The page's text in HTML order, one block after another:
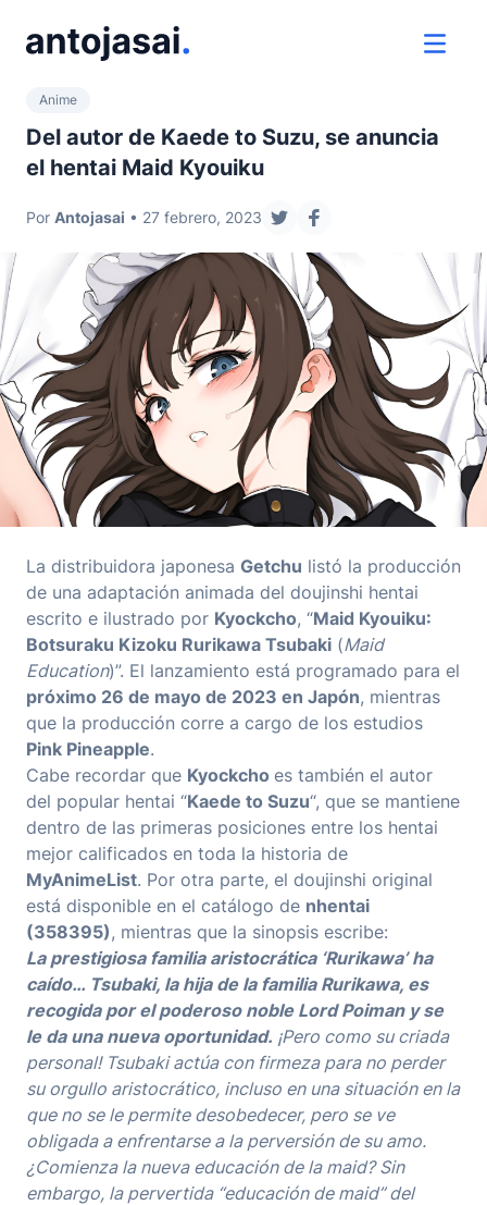
ver
Anime
Del autor de Kaede to Suzu, se anuncia
el hentai Maid Kyouiku
Por Antojasai • 27 febrero, 2023
compartir en twitter
compartir en
La distribuidora japonesa Getchu listó la producción
de una adaptación animada del doujinshi hentai
escrito e ilustrado por Kyockcho, “Maid Kyouiku:
Botsuraku Kizoku Rurikawa Tsubaki (Maid
Education)”. El lanzamiento está programado para el
próximo 26 de mayo de 2023 en Japón, mientras
que la producción corre a cargo de los estudios
Pink Pineapple.
Cabe recordar que Kyockcho es también el autor
del popular hentai “Kaede to Suzu“, que se mantiene
dentro de las primeras posiciones entre los hentai
mejor calificados en toda la historia de
MyAnimeList. Por otra parte, el doujinshi original
está disponible en el catálogo de nhentai
(358395), mientras que la sinopsis escribe:
La prestigiosa familia aristocrática ‘Rurikawa’ ha
caído… Tsubaki, la hija de la familia Rurikawa, es
recogida por el poderoso noble Lord Poiman y se
le da una nueva oportunidad. ¡Pero como su criada
personal! Tsubaki actúa con firmeza para no perder
su orgullo aristocrático, incluso en una situación en la
que no se le permite desobedecer, pero se ve
obligada a enfrentarse a la perversión de su amo.
¿Comienza la nueva educación de la maid? Sin
embargo, la pervertida “educación de maid” del